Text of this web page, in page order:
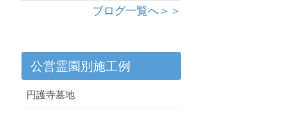
ブログ一覧へ＞＞
公営霊園別施工例
円護寺墓地